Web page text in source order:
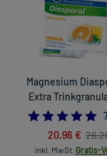
Magnesium
Extra
20,96 €
inkl. MwSt. Gratis-